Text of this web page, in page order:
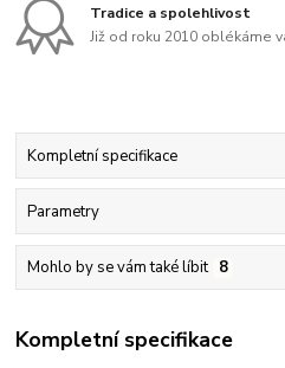
Tradice a spolehlivost
Již od roku 2010 oblékáme
Kompletní specifikace
Parametry
Mohlo by se vám také líbit 8
Kompletní specifikace